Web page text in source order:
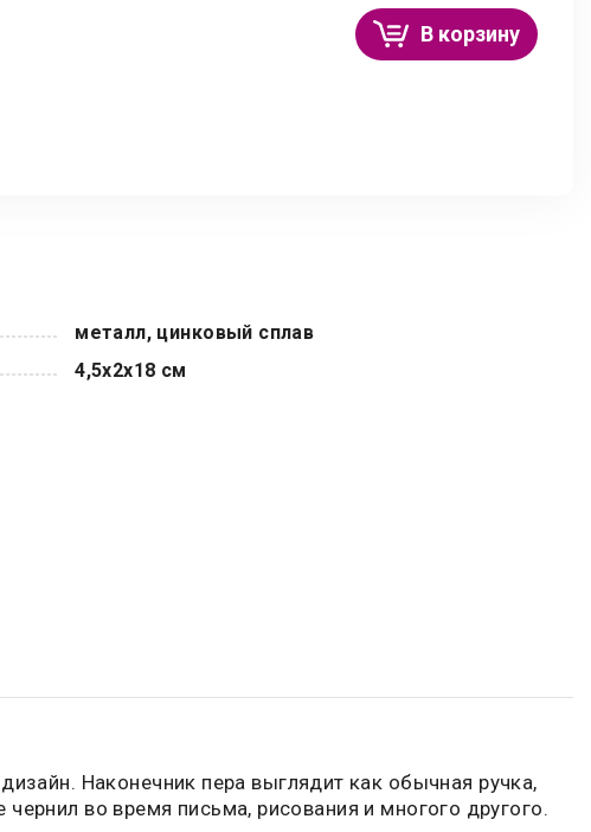
В корзину
металл, цинковый сплав
4,5х2х18 см
Наконечник пера выглядит как обычная ручка,
во время письма, рисования и многого другого.